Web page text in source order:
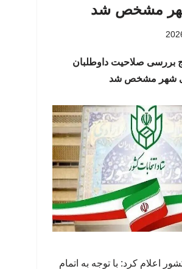
مشخص شد
بررسی صلاحیت داوطلبان
شهر مشخص شد
اعلام کرد: با توجه به اتمام